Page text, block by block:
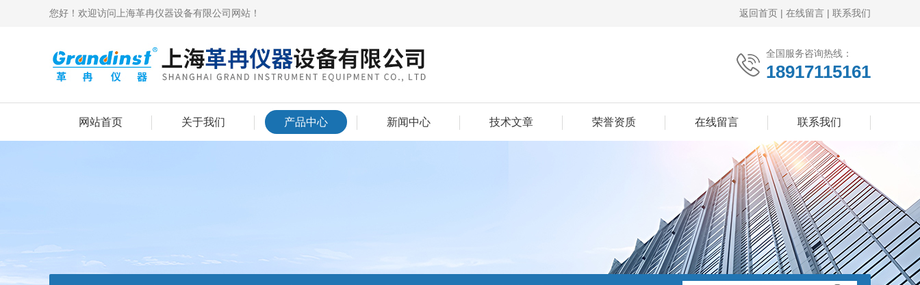
您好！欢迎访问上海革冉仪器设备有限公司网站！ 返回首页 | 在线留言 | 联系我们
全国服务咨询热线：
18917115161
网站首页 关于我们 产品中心 新闻中心 技术文章 荣誉资质 在线留言 联系我们